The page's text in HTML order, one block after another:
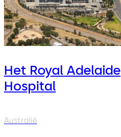
Het Royal Adelaide
Hospital
Australië